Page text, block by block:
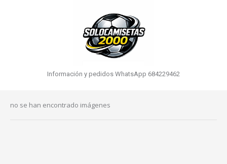
Información y pedidos WhatsApp 684229462
no se han encontrado imágenes